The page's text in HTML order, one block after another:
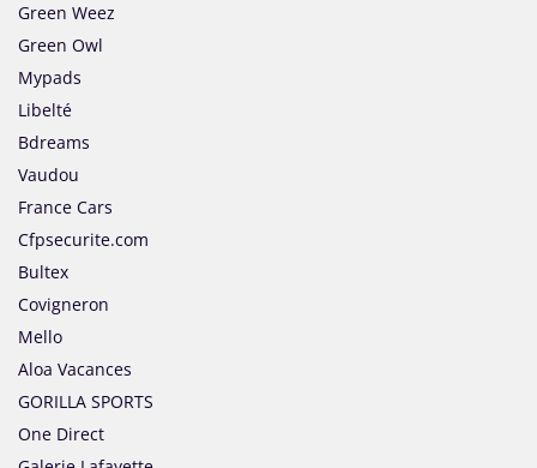
Green Weez
Green Owl
Mypads
Libelté
Bdreams
Vaudou
France Cars
Cfpsecurite.com
Bultex
Covigneron
Mello
Aloa Vacances
GORILLA SPORTS
One Direct